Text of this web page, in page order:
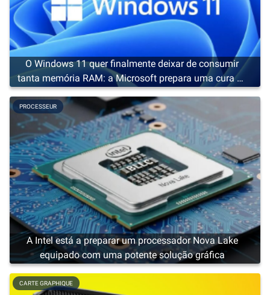
O Windows 11 quer finalmente deixar de consumir
tanta memória RAM: a Microsoft prepara uma cura de
emagrecimento
A Intel está a preparar um processador Nova Lake
equipado com uma potente solução gráfica
PROCESSEUR
CARTE GRAPHIQUE